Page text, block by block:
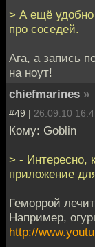
> А ещё удобно
про соседей.
Ага, а запись
на ноут!
chiefmarines »
#49 | 26.09.10
Кому: Goblin
> - Интересно,
приложение
Геморрой
Например,
http://